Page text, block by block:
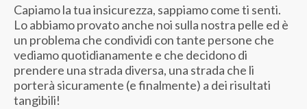
Capiamo la tua insicurezza, sappiamo come ti senti.
Lo abbiamo provato anche noi sulla nostra pelle ed è
un problema che condividi con tante persone che
vediamo quotidianamente e che decidono di
prendere una strada diversa, una strada che li
porterà sicuramente (e finalmente) a dei risultati
tangibili!